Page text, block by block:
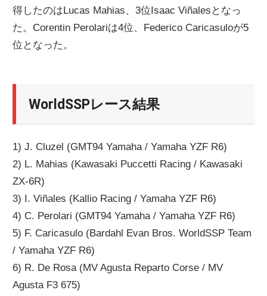
得したのはLucas Mahias、3位Isaac Viñalesとなっ
た。Corentin Perolariは4位、Federico Caricasuloが5
位となった。
WorldSSPレース結果
1) J. Cluzel (GMT94 Yamaha / Yamaha YZF R6)
2) L. Mahias (Kawasaki Puccetti Racing / Kawasaki
ZX-6R)
3) I. Viñales (Kallio Racing / Yamaha YZF R6)
4) C. Perolari (GMT94 Yamaha / Yamaha YZF R6)
5) F. Caricasulo (Bardahl Evan Bros. WorldSSP Team
/ Yamaha YZF R6)
6) R. De Rosa (MV Agusta Reparto Corse / MV
Agusta F3 675)